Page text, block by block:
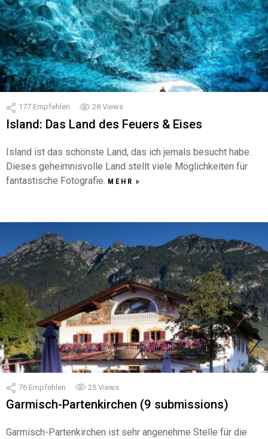
177 Empfehlen 28 Views
Island: Das Land des Feuers & Eises
Island ist das schönste Land, das ich jemals besucht habe.
Dieses geheimnisvolle Land stellt viele Möglichkeiten für
fantastische Fotografie. MEHR
76 Empfehlen 25 Views
Garmisch-Partenkirchen (9 submissions)
Garmisch-Partenkirchen ist sehr angenehme Stelle für die